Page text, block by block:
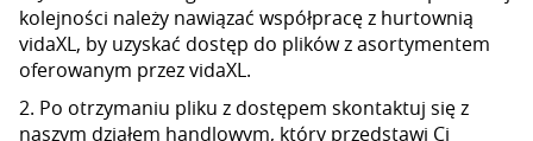
kolejności należy nawiązać współpracę z hurtownią
vidaXL, by uzyskać dostęp do plików z asortymentem
oferowanym przez vidaXL.
2. Po otrzymaniu pliku z dostępem skontaktuj się z
naszym działem handlowym, który przedstawi Ci